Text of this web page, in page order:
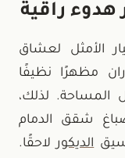
هدوء راقية
الأمثل لعشاق
مظهرًا نظيفًا
المساحة. لذلك،
شقق الدمام
الديكور لاحقًا.